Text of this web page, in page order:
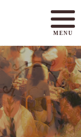
MENU